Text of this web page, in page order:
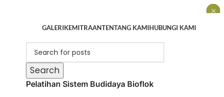
GALERIKEMITRAANTENTANG KAMIHUBUNGI KAMI
Search
Pelatihan Sistem Budidaya Bioflok
×
×
×